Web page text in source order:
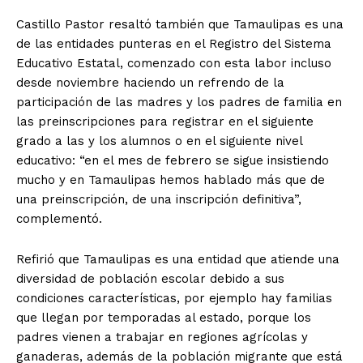
Castillo Pastor resaltó también que Tamaulipas es una
de las entidades punteras en el Registro del Sistema
Educativo Estatal, comenzado con esta labor incluso
desde noviembre haciendo un refrendo de la
participación de las madres y los padres de familia en
las preinscripciones para registrar en el siguiente
grado a las y los alumnos o en el siguiente nivel
educativo: “en el mes de febrero se sigue insistiendo
mucho y en Tamaulipas hemos hablado más que de
una preinscripción, de una inscripción definitiva”,
complementó.
Refirió que Tamaulipas es una entidad que atiende una
diversidad de población escolar debido a sus
condiciones características, por ejemplo hay familias
que llegan por temporadas al estado, porque los
padres vienen a trabajar en regiones agrícolas y
ganaderas, además de la población migrante que está